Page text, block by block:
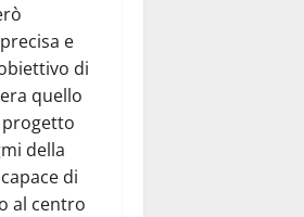
e
di
quello
della
di
al centro